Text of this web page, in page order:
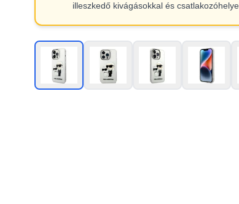
illeszkedő kivágásokkal és